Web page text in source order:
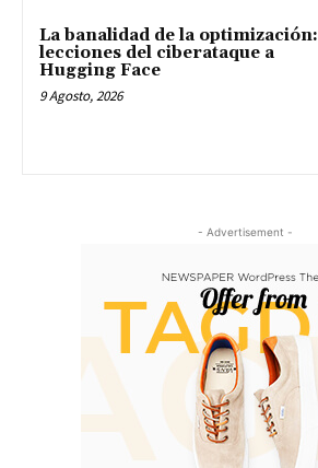
La banalidad de la optimización:
lecciones del ciberataque a
Hugging Face
9 Agosto, 2026
- Advertisement -